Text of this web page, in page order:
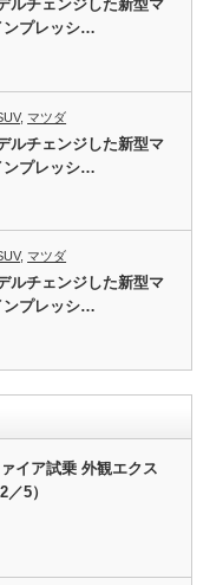
ルチェンジした新型マ
ンプレッシ…
, マツダ
ルチェンジした新型マ
ンプレッシ…
, マツダ
ルチェンジした新型マ
ンプレッシ…
イア試乗 外観エクス
5）